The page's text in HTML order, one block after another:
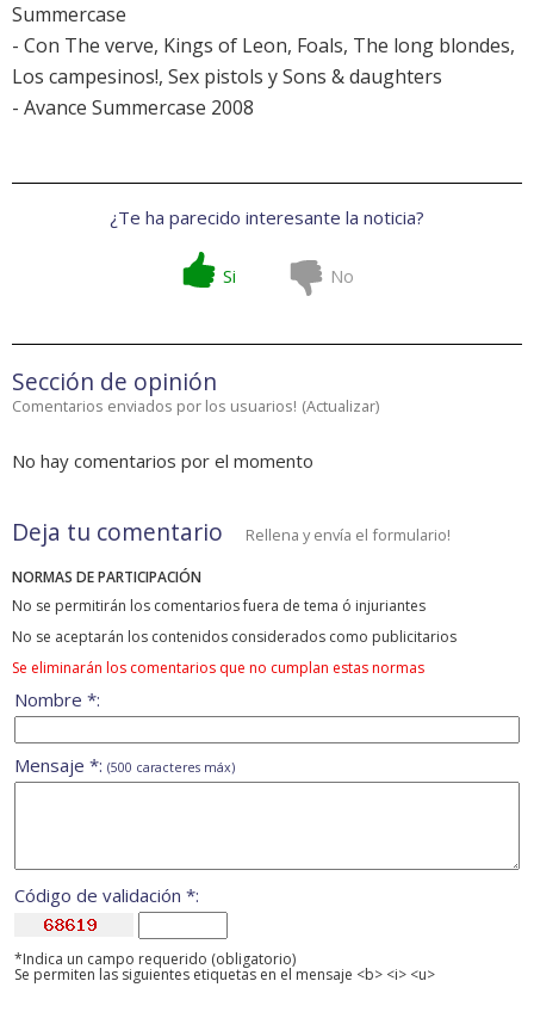
Summercase
- Con The verve, Kings of Leon, Foals, The long blondes,
Los campesinos!, Sex pistols y Sons & daughters
- Avance Summercase 2008
¿Te ha parecido interesante la noticia?
Si No
Sección de opinión
Comentarios enviados por los usuarios! (Actualizar)
No hay comentarios por el momento
Deja tu comentario Rellena y envía el formulario!
NORMAS DE PARTICIPACIÓN
No se permitirán los comentarios fuera de tema ó injuriantes
No se aceptarán los contenidos considerados como publicitarios
Se eliminarán los comentarios que no cumplan estas normas
Nombre *:
Mensaje *: (500 caracteres máx)
Código de validación *:
*Indica un campo requerido (obligatorio)
Se permiten las siguientes etiquetas en el mensaje <b> <i> <u>